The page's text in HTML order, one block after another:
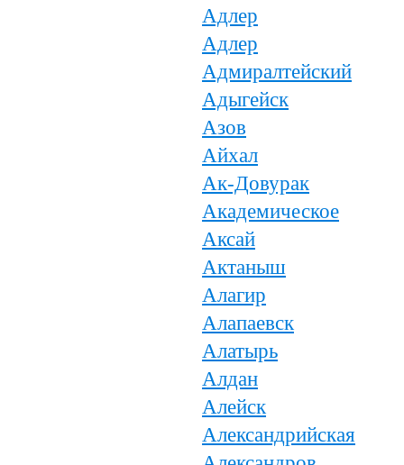
Адлер
Адлер
Адмиралтейский
Адыгейск
Азов
Айхал
Ак-Довурак
Академическое
Аксай
Актаныш
Алагир
Алапаевск
Алатырь
Алдан
Алейск
Александрийская